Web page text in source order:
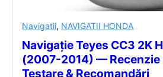
Navigatii, NAVIGATII HONDA
Navigație Teyes CC3 2K
(2007-2014) — Recenzie
Testare & Recomandări